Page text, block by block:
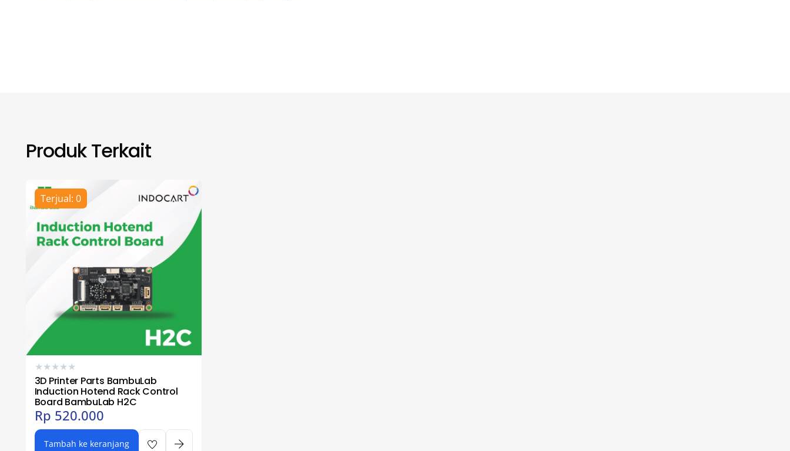
Produk Terkait
Terjual: 0
★★★★★
3D Printer Parts BambuLab
Induction Hotend Rack Control
Board BambuLab H2C
Rp 520.000
Tambah ke keranjang